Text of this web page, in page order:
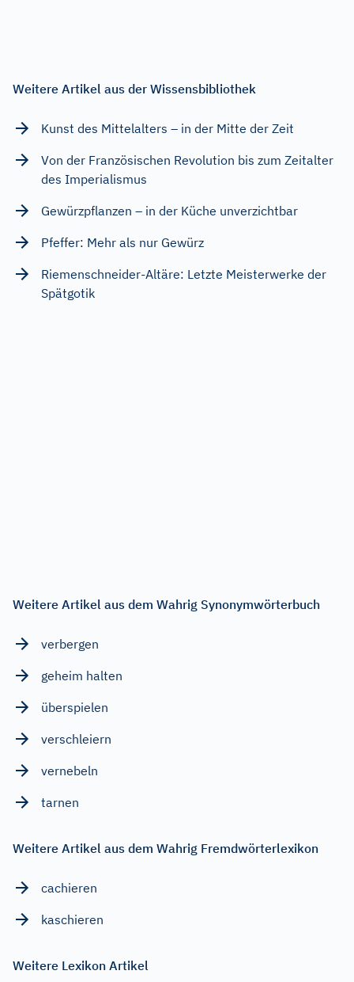
Weitere Artikel aus der Wissensbibliothek
Kunst des Mittelalters – in der Mitte der Zeit
Von der Französischen Revolution bis zum Zeitalter
des Imperialismus
Gewürzpflanzen – in der Küche unverzichtbar
Pfeffer: Mehr als nur Gewürz
Riemenschneider-Altäre: Letzte Meisterwerke der
Spätgotik
Weitere Artikel aus dem Wahrig Synonymwörterbuch
verbergen
geheim halten
überspielen
verschleiern
vernebeln
tarnen
Weitere Artikel aus dem Wahrig Fremdwörterlexikon
cachieren
kaschieren
Weitere Lexikon Artikel